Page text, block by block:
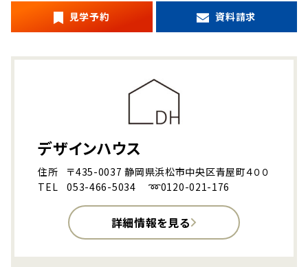
見学予約 資料請求
デザインハウス
住所
〒435-0037 静岡県浜松市中央区青屋町４００
TEL
053-466-5034 ➿0120-021-176
詳細情報を見る